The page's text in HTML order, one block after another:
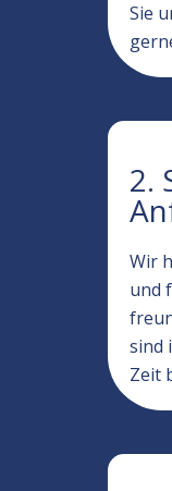
Sie
2.
Wir
und
sind
Zeit